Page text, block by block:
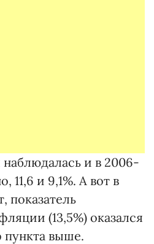
и в 2006-
11,6 и 9,1%. А вот в
показатель
(13,5%) оказался
пункта выше.